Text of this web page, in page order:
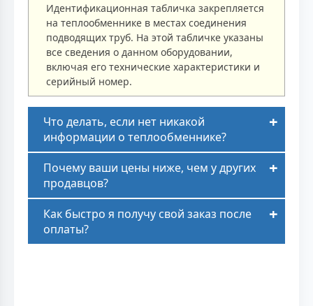
Идентификационная табличка закрепляется
на теплообменнике в местах соединения
подводящих труб. На этой табличке указаны
все сведения о данном оборудовании,
включая его технические характеристики и
серийный номер.
Что делать, если нет никакой
информации о теплообменнике?
Почему ваши цены ниже, чем у других
продавцов?
Как быстро я получу свой заказ после
оплаты?